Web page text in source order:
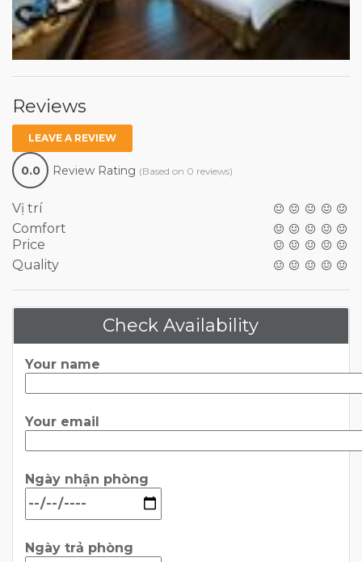
Reviews
LEAVE A REVIEW
0.0 Review Rating (Based on 0 reviews)
Vị trí
Comfort
Price
Quality
Check Availability
Your name
Your email
Ngày nhận phòng
Ngày trả phòng